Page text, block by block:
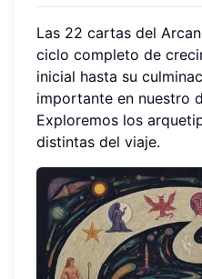
Las 22 cartas del
ciclo completo de
inicial hasta su
importante en nuestro
Exploremos los
distintas del viaje.